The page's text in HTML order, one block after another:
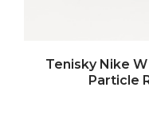
Tenisky Nike
Particle